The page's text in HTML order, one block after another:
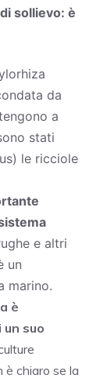
sollievo: è
da
a
stati
le ricciole
e altri
un
marino.
è
suo
è chiaro se la